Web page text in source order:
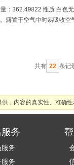
：362.49822 性质 白色
露置于空气中时易吸收空
共有 22 条记
，内容的真实性、准确
务
务
服务